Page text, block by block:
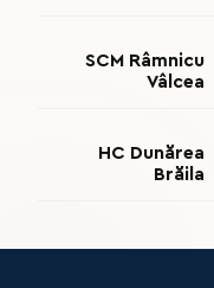
SCM Râmnicu
Vâlcea
HC Dunărea
Brăila